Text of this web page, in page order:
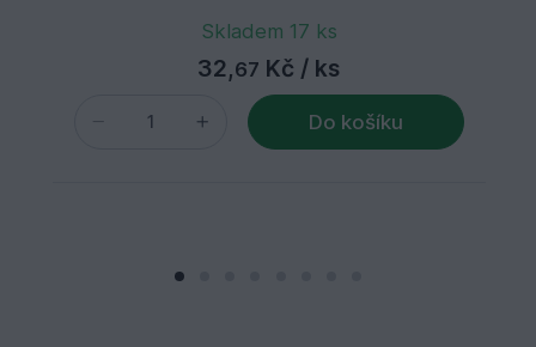
Skladem 17 ks
32,67 Kč / ks
Do košíku